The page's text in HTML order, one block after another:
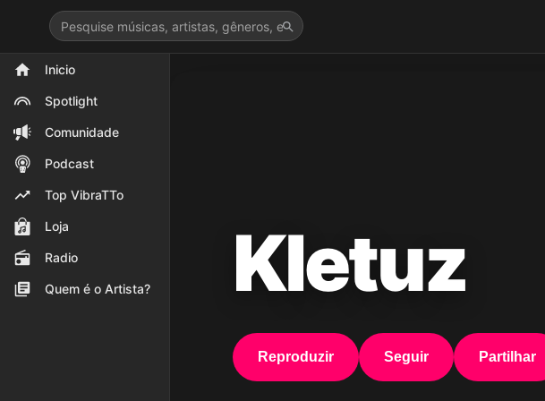
Inicio
Spotlight
Comunidade
Podcast
Top VibraTTo
Loja
Radio
Quem é o Artista? Kletuz
Reproduzir Seguir Partilhar